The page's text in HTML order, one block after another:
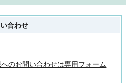
合わせ
のお問い合わせは専用フォーム